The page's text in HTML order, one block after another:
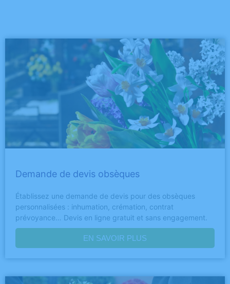
Demande de devis obsèques
Établissez une demande de devis pour des obsèques
personnalisées : inhumation, crémation, contrat
prévoyance… Devis en ligne gratuit et sans engagement.
EN SAVOIR PLUS